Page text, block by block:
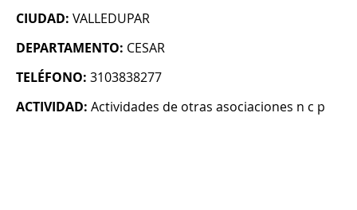
CIUDAD: VALLEDUPAR
DEPARTAMENTO: CESAR
TELÉFONO: 3103838277
ACTIVIDAD: Actividades de otras asociaciones n c p